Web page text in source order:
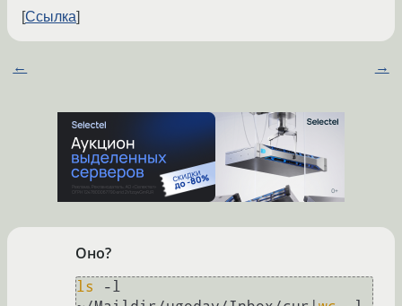
Ссылка
← →
Оно?
ls
-l